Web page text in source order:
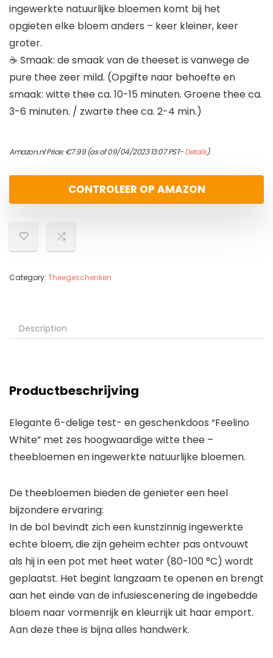
ingewerkte natuurlijke bloemen komt bij het
opgieten elke bloem anders – keer kleiner, keer
groter.
☕ Smaak: de smaak van de theeset is vanwege de
pure thee zeer mild. (Opgifte naar behoefte en
smaak: witte thee ca. 10-15 minuten. Groene thee ca.
3-6 minuten. / zwarte thee ca. 2-4 min.)
Amazon.nl Price:€7.99(as of 09/04/2023 13:07 PST-Details)
CONTROLEER OP AMAZON
Category: Theegeschenken
Description
Productbeschrijving
Elegante 6-delige test- en geschenkdoos “Feelino
White” met zes hoogwaardige witte thee –
theebloemen en ingewerkte natuurlijke bloemen.
De theebloemen bieden de genieter een heel
bijzondere ervaring:
In de bol bevindt zich een kunstzinnig ingewerkte
echte bloem, die zijn geheim echter pas ontvouwt
als hij in een pot met heet water (80-100 °C) wordt
geplaatst. Het begint langzaam te openen en brengt
aan het einde van de infusiescenering de ingebedde
bloem naar vormenrijk en kleurrijk uit haar emport.
Aan deze thee is bijna alles handwerk.